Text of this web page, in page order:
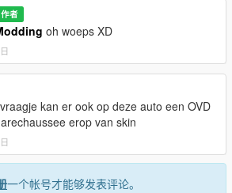
作者
oh woeps XD
kan er ook op deze auto een OVD
erop van skin
一个帐号才能够发表评论。